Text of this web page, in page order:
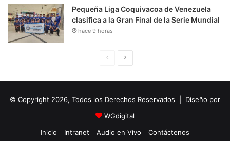
Pequeña Liga Coquivacoa de Venezuela
clasifica a la Gran Final de la Serie Mundial
hace 9 horas
i
n
a
u
i
e
© Copyright 2026, Todos los Derechos Reservados | Diseño por
WGdigital
Inicio
Intranet Audio en Vivo Contáctenos